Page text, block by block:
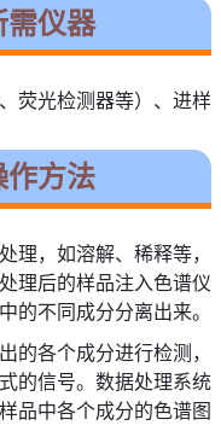
仪器
荧光检测器等）、进样
方法
理，如溶解、稀释等，
理后的样品注入色谱仪
的不同成分分离出来。
的各个成分进行检测，
的信号。数据处理系统
品中各个成分的色谱图